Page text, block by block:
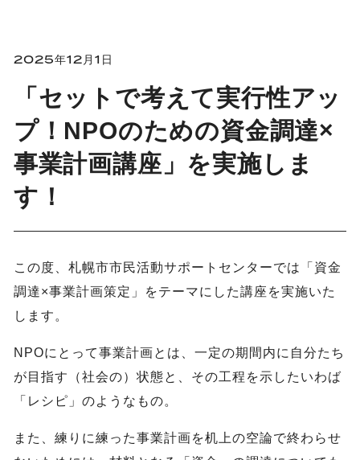
「セットで考えて実行性アッ
プ！NPOのための資金調達×
事業計画講座」を実施しま
す！
2025年12月1日
この度、札幌市市民活動サポートセンターでは「資金
調達×事業計画策定」をテーマにした講座を実施いた
します。
NPOにとって事業計画とは、一定の期間内に自分たち
が目指す（社会の）状態と、その工程を示したいわば
「レシピ」のようなもの。
また、練りに練った事業計画を机上の空論で終わらせ